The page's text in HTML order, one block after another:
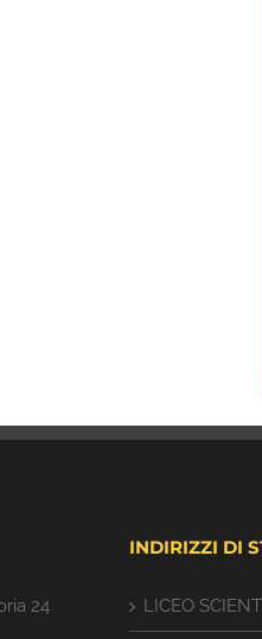
24
INDIRIZZI DI
LICEO